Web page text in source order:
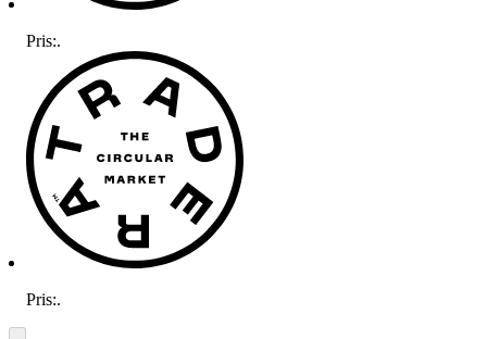
Pris:.
Pris:.